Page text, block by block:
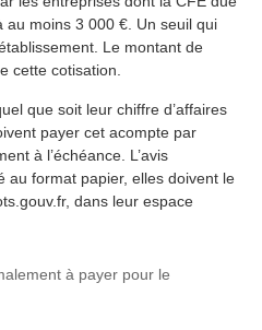
au moins 3 000 €. Un seuil qui
Le montant de
cette cotisation.
que soit leur chiffre d’affaires
payer cet acompte par
à l’échéance. L’avis
au format papier, elles doivent le
dans leur espace
à payer pour le